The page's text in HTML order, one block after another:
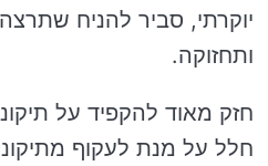
יוקרתי, סביר להניח
ותחזוקה.
חזק מאוד להקפיד על
חלל על מנת לעקוף